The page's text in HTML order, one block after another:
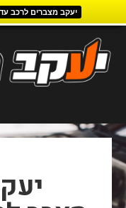
יעקב מצברים לרכב עד הבית